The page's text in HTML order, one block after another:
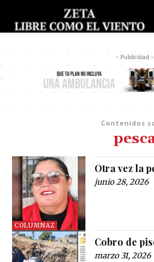
- Publicidad -
Contenidos
COLUMNAZ
Otra vez la
junio 28, 2026
Cobro de
marzo 31, 2026